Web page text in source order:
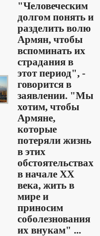
"Человеческим
долгом понять и
разделить волю
Армян, чтобы
вспоминать их
страдания в
этот период", -
говорится в
заявлении. "Мы
хотим, чтобы
Армяне,
которые
потеряли жизнь
в этих
обстоятельствах
в начале XX
века, жить в
мире и
приносим
соболезнования
их внукам" ...